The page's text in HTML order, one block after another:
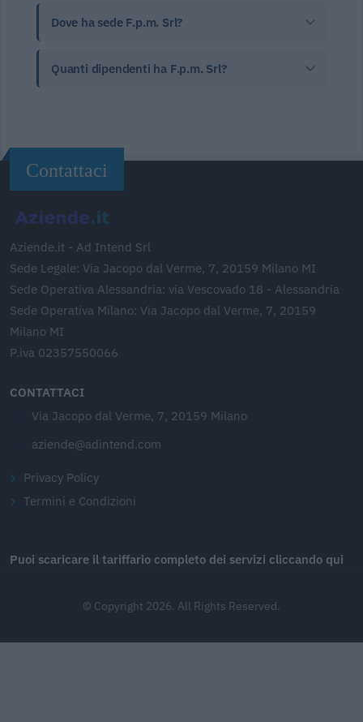
Dove ha sede F.p.m. Srl?
Quanti dipendenti ha F.p.m. Srl?
Contattaci
Aziende.it - Ad Intend Srl
Sede Legale: Via Jacopo dal Verme, 7, 20159 Milano MI
Sede Operativa Alessandria: via Vescovado 18 - Alessandria
Sede Operativa Milano: Via Jacopo dal Verme, 7, 20159
Milano MI
P.iva 02357550066
CONTATTACI
Via Jacopo dal Verme, 7, 20159 Milano
aziende@adintend.com
Privacy Policy
Termini e Condizioni
Puoi scaricare il tariffario completo dei servizi cliccando qui
© Copyright 2026. All Rights Reserved.